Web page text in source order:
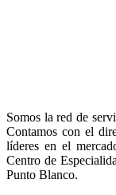
Somos la red de
Contamos con el
líderes en el
Centro de
Punto Blanco.